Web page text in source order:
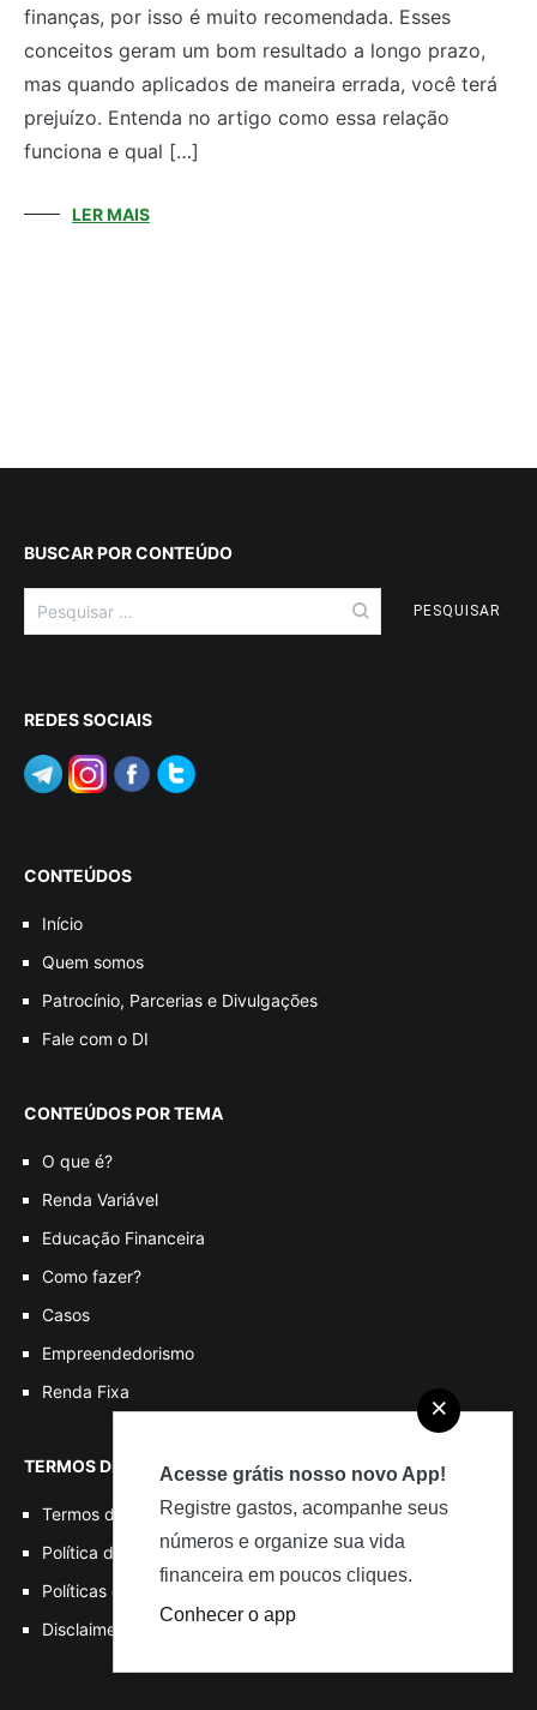
finanças, por isso é muito recomendada. Esses
conceitos geram um bom resultado a longo prazo,
mas quando aplicados de maneira errada, você terá
prejuízo. Entenda no artigo como essa relação
funciona e qual […]
LER MAIS
BUSCAR POR CONTEÚDO
por:
REDES SOCIAIS
CONTEÚDOS
Início
Quem somos
Patrocínio, Parcerias e Divulgações
Fale com o DI
CONTEÚDOS POR TEMA
O que é?
Renda Variável
Educação Financeira
Como fazer?
Casos
Empreendedorismo
Renda Fixa
TERMOS DE USO
Termos de Uso
Política de Privacidade
Políticas de Cookies
Disclaimer
×
Acesse grátis nosso novo App!
Registre gastos, acompanhe seus
números e organize sua vida
financeira em poucos cliques.
Conhecer o app